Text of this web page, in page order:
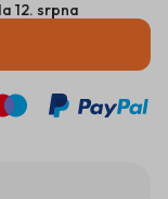
12. srpna